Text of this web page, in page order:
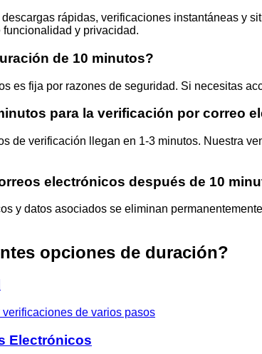
rápidas, verificaciones instantáneas y
y privacidad.
de 10 minutos?
es fija por razones de seguridad. Si necesitas
para la verificación por correo
de verificación llegan en 1-3 minutos. Nuestra
electrónicos después de 10
y datos asociados se eliminan
opciones de duración?
de varios pasos
Electrónicos